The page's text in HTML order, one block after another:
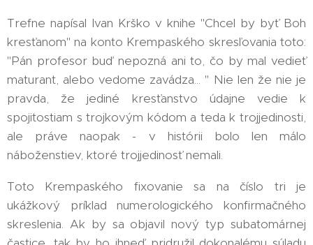
Trefne napísal Ivan Krško v knihe "Chcel by byť Boh
kresťanom" na konto Krempaského skresľovania toto:
"Pán profesor buď nepozná ani to, čo by mal vedieť
maturant, alebo vedome zavádza... " Nie len že nie je
pravda, že jediné kresťanstvo údajne vedie k
spojitostiam s trojkovým kódom a teda k trojjedinosti,
ale práve naopak - v histórii bolo len málo
náboženstiev, ktoré trojjedinosť nemali.
Toto Krempaského fixovanie sa na číslo tri je
ukážkový príklad numerologického konfirmačného
skreslenia. Ak by sa objavil nový typ subatomárnej